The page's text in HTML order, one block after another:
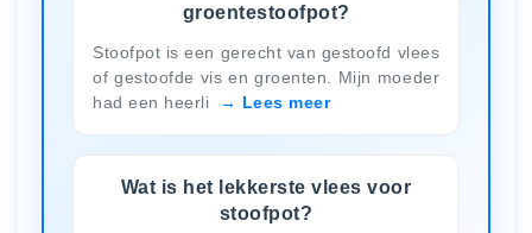
groentestoofpot?
Stoofpot is een gerecht van gestoofd vlees
of gestoofde vis en groenten. Mijn moeder
had een heerli
Lees meer
Wat is het lekkerste vlees voor
stoofpot?